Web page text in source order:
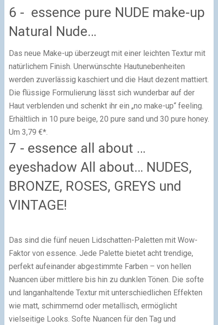
6 - essence pure NUDE make-up
Natural Nude…
Das neue Make-up überzeugt mit einer leichten Textur mit
natürlichem Finish. Unerwünschte Hautunebenheiten
werden zuverlässig kaschiert und die Haut dezent mattiert.
Die flüssige Formulierung lässt sich wunderbar auf der
Haut verblenden und schenkt ihr ein „no make-up“ feeling.
Erhältlich in 10 pure beige, 20 pure sand und 30 pure honey.
Um 3,79 €*.
7 - essence all about …
eyeshadow All about… NUDES,
BRONZE, ROSES, GREYS und
VINTAGE!
Das sind die fünf neuen Lidschatten-Paletten mit Wow-
Faktor von essence. Jede Palette bietet acht trendige,
perfekt aufeinander abgestimmte Farben – von hellen
Nuancen über mittlere bis hin zu dunklen Tönen. Die softe
und langanhaltende Textur mit unterschiedlichen Effekten
wie matt, schimmernd oder metallisch, ermöglicht
vielseitige Looks. Softe Nuancen für den Tag und